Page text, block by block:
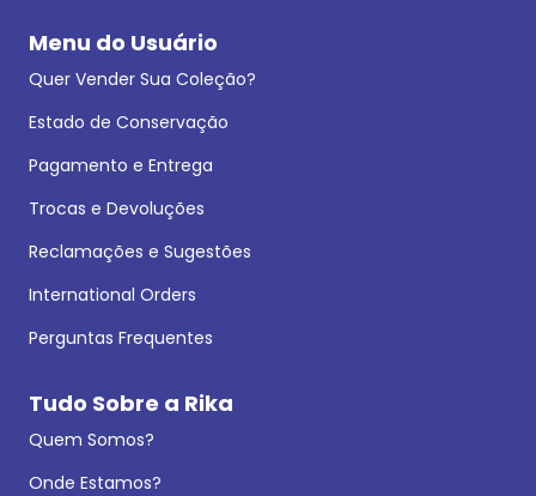
Menu do Usuário
Quer Vender Sua Coleção?
Estado de Conservação
Pagamento e Entrega
Trocas e Devoluções
Reclamações e Sugestões
International Orders
Perguntas Frequentes
Tudo Sobre a Rika
Quem Somos?
Onde Estamos?